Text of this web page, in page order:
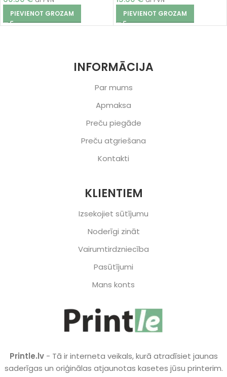
PIEVIENOT GROZAM
PIEVIENOT GROZAM
INFORMĀCIJA
Par mums
Apmaksa
Preču piegāde
Preču atgriešana
Kontakti
KLIENTIEM
Izsekojiet sūtījumu
Noderīgi zināt
Vairumtirdzniecība
Pasūtījumi
Mans konts
Printle.lv - Tā ir interneta veikals, kurā atradīsiet jaunas
saderīgas un oriģinālas atjaunotas kasetes jūsu printerim.